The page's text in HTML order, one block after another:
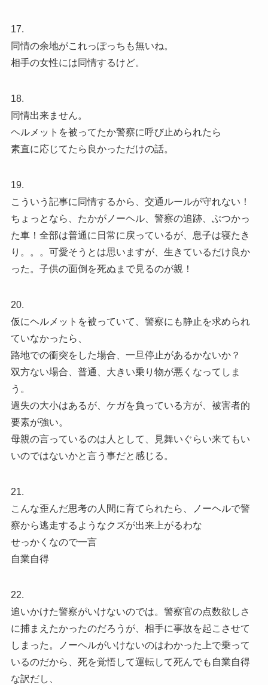
17.
同情の余地がこれっぽっちも無いね。
相手の女性には同情するけど。
18.
同情出来ません。
ヘルメットを被ってたか警察に呼び止められたら
素直に応じてたら良かっただけの話。
19.
こういう記事に同情するから、交通ルールが守れない！
ちょっとなら、たかがノーヘル、警察の追跡、ぶつかっ
た車！全部は普通に日常に戻っているが、息子は寝たき
り。。。可愛そうとは思いますが、生きているだけ良か
った。子供の面倒を死ぬまで見るのが親！
20.
仮にヘルメットを被っていて、警察にも静止を求められ
ていなかったら、
路地での衝突をした場合、一旦停止があるかないか？
双方ない場合、普通、大きい乗り物が悪くなってしま
う。
過失の大小はあるが、ケガを負っている方が、被害者的
要素が強い。
母親の言っているのは人として、見舞いぐらい来てもい
いのではないかと言う事だと感じる。
21.
こんな歪んだ思考の人間に育てられたら、ノーヘルで警
察から逃走するようなクズが出来上がるわな
せっかくなので一言
自業自得
22.
追いかけた警察がいけないのでは。警察官の点数欲しさ
に捕まえたかったのだろうが、相手に事故を起こさせて
しまった。ノーヘルがいけないのはわかった上で乗って
いるのだから、死を覚悟して運転して死んでも自業自得
な訳だし、